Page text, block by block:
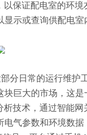
证配电室的环境
示或查询供配电
日常的运行维护
巨大的市场，这是
术，通过智能网
气参数和环境数